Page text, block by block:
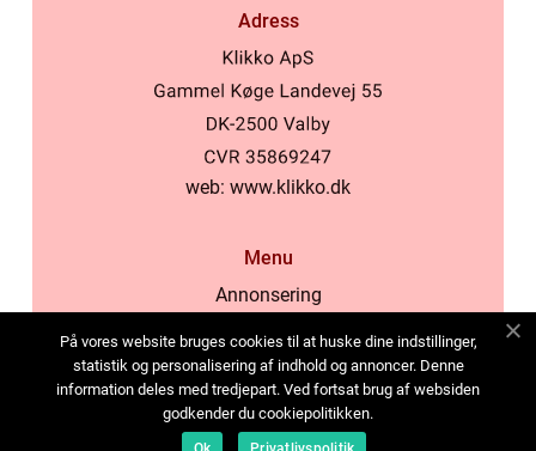
Adress
web: www.klikko.dk
Menu
Annonsering
Cookies
Kontakta oss
Sitemap
På vores website bruges cookies til at huske dine indstillinger,
statistik og personalisering af indhold og annoncer. Denne
information deles med tredjepart. Ved fortsat brug af websiden
godkender du cookiepolitikken.